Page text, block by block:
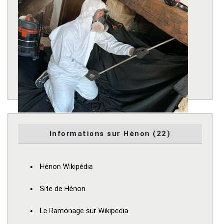
Informations sur Hénon (22)
Hénon Wikipédia
Site de Hénon
Le Ramonage sur Wikipedia